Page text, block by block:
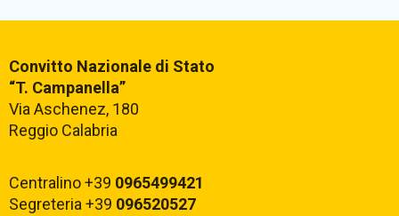
Convitto Nazionale di Stato
“T. Campanella”
Via Aschenez, 180
Reggio Calabria
Centralino +39 0965499421
Segreteria +39 096520527